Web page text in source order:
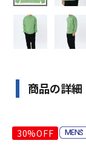
商品の詳細
30%OFF